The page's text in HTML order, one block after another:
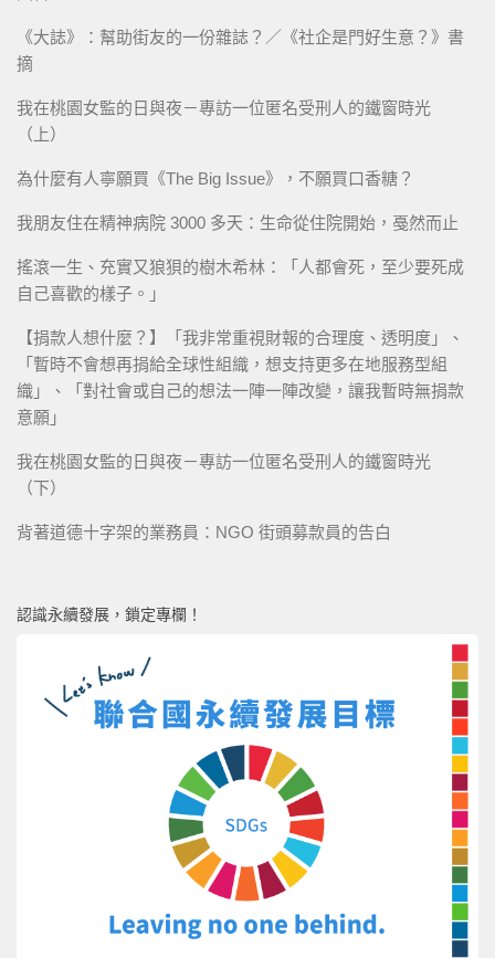
《大誌》：幫助街友的一份雜誌？／《社企是門好生意？》書
摘
我在桃園女監的日與夜－專訪一位匿名受刑人的鐵窗時光
（上）
為什麼有人寧願買《The Big Issue》，不願買口香糖？
我朋友住在精神病院 3000 多天：生命從住院開始，戞然而止
搖滾一生、充實又狼狽的樹木希林：「人都會死，至少要死成
自己喜歡的樣子。」
【捐款人想什麼？】「我非常重視財報的合理度、透明度」、
「暫時不會想再捐給全球性組織，想支持更多在地服務型組
織」、「對社會或自己的想法一陣一陣改變，讓我暫時無捐款
意願」
我在桃園女監的日與夜－專訪一位匿名受刑人的鐵窗時光
（下）
背著道德十字架的業務員：NGO 街頭募款員的告白
認識永續發展，鎖定專欄！